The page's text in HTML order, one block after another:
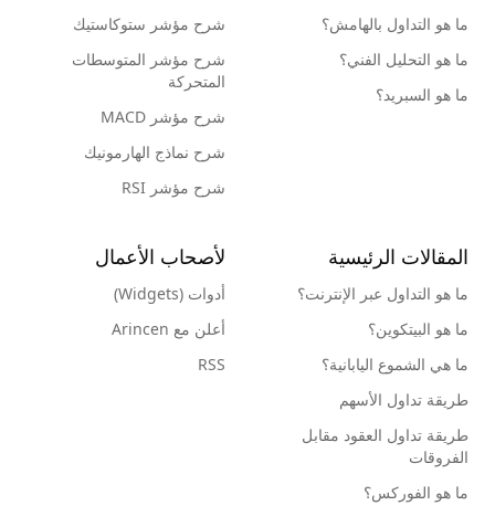
ما هو التداول بالهامش؟
ما هو التحليل الفني؟
ما هو السبريد؟
شرح مؤشر ستوكاستيك
شرح مؤشر المتوسطات
المتحركة
شرح مؤشر MACD
شرح نماذج الهارمونيك
شرح مؤشر RSI
المقالات الرئيسية
ما هو التداول عبر الإنترنت؟
ما هو البيتكوين؟
ما هي الشموع اليابانية؟
طريقة تداول الأسهم
طريقة تداول العقود مقابل
الفروقات
ما هو الفوركس؟
لأصحاب الأعمال
أدوات (Widgets)
أعلن مع Arincen
RSS